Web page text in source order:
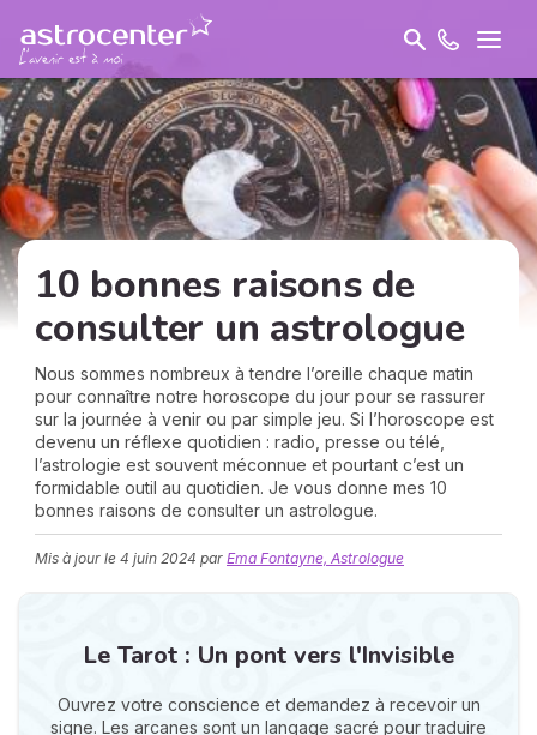
10 bonnes raisons de
consulter un astrologue
Nous sommes nombreux à tendre l’oreille chaque matin
pour connaître notre horoscope du jour pour se rassurer
sur la journée à venir ou par simple jeu. Si l’horoscope est
devenu un réflexe quotidien : radio, presse ou télé,
l’astrologie est souvent méconnue et pourtant c’est un
formidable outil au quotidien. Je vous donne mes 10
bonnes raisons de consulter un astrologue.
Mis à jour le 4 juin 2024 par Ema Fontayne, Astrologue
Le Tarot : Un pont vers l'Invisible
Ouvrez votre conscience et demandez à recevoir un
signe. Les arcanes sont un langage sacré pour traduire